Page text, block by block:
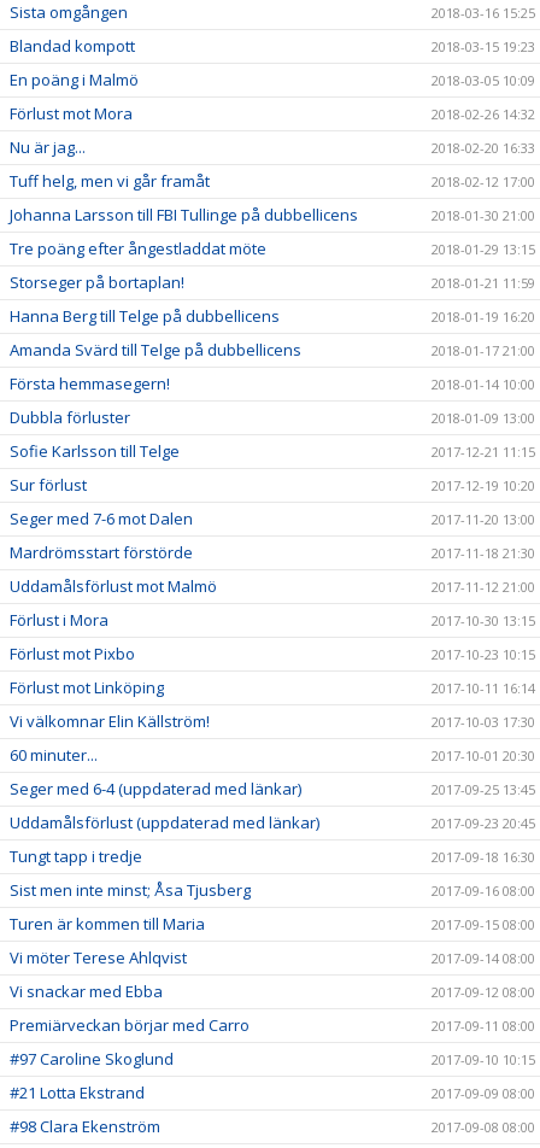
Sista omgången 2018-03-16 15:25
Blandad kompott 2018-03-15 19:23
En poäng i Malmö 2018-03-05 10:09
Förlust mot Mora 2018-02-26 14:32
Nu är jag... 2018-02-20 16:33
Tuff helg, men vi går framåt 2018-02-12 17:00
Johanna Larsson till FBI Tullinge på dubbellicens 2018-01-30 21:00
Tre poäng efter ångestladdat möte 2018-01-29 13:15
Storseger på bortaplan! 2018-01-21 11:59
Hanna Berg till Telge på dubbellicens 2018-01-19 16:20
Amanda Svärd till Telge på dubbellicens 2018-01-17 21:00
Första hemmasegern! 2018-01-14 10:00
Dubbla förluster 2018-01-09 13:00
Sofie Karlsson till Telge 2017-12-21 11:15
Sur förlust 2017-12-19 10:20
Seger med 7-6 mot Dalen 2017-11-20 13:00
Mardrömsstart förstörde 2017-11-18 21:30
Uddamålsförlust mot Malmö 2017-11-12 21:00
Förlust i Mora 2017-10-30 13:15
Förlust mot Pixbo 2017-10-23 10:15
Förlust mot Linköping 2017-10-11 16:14
Vi välkomnar Elin Källström! 2017-10-03 17:30
60 minuter... 2017-10-01 20:30
Seger med 6-4 (uppdaterad med länkar) 2017-09-25 13:45
Uddamålsförlust (uppdaterad med länkar) 2017-09-23 20:45
Tungt tapp i tredje 2017-09-18 16:30
Sist men inte minst; Åsa Tjusberg 2017-09-16 08:00
Turen är kommen till Maria 2017-09-15 08:00
Vi möter Terese Ahlqvist 2017-09-14 08:00
Vi snackar med Ebba 2017-09-12 08:00
Premiärveckan börjar med Carro 2017-09-11 08:00
#97 Caroline Skoglund 2017-09-10 10:15
#21 Lotta Ekstrand 2017-09-09 08:00
#98 Clara Ekenström 2017-09-08 08:00